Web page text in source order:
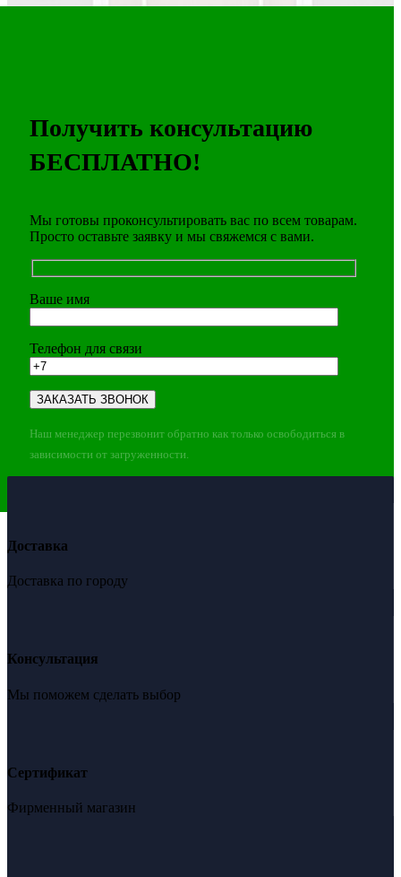
Получить консультацию
БЕСПЛАТНО!
Мы готовы проконсультировать вас по всем товарам.
Просто оставьте заявку и мы свяжемся с вами.
Ваше имя
Телефон для связи
Наш менеджер перезвонит обратно как только освободиться в
зависимости от загруженности.
Доставка
Доставка по городу
Консультация
Мы поможем сделать выбор
Сертификат
Фирменный магазин